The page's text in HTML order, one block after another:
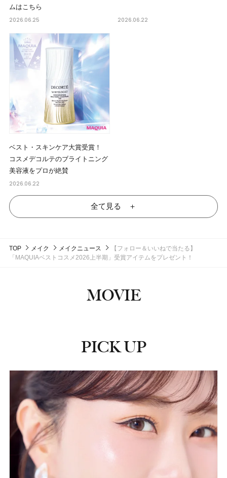
ムはこちら
2026.06.25
2026.06.22
ベスト・スキンケア大賞受賞！
コスメデコルテのブライトニング
美容液をプロが絶賛
2026.06.22
全て見る ＋
TOP メイク メイクニュース
【フォロー＆いいねで当たる】
「MAQUIAベストコスメ2026上半期」受賞アイテムをプレゼント！
MOVIE
PICK UP